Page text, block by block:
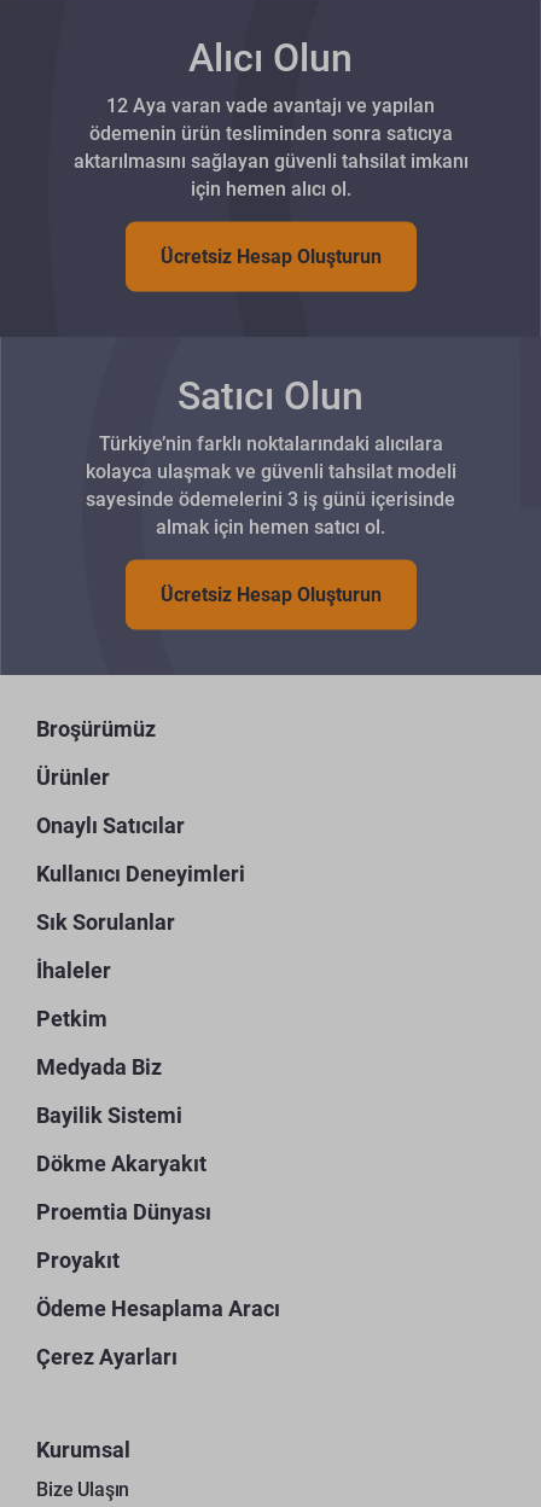
Alıcı Olun
12 Aya varan vade avantajı ve yapılan
ödemenin ürün tesliminden sonra satıcıya
aktarılmasını sağlayan güvenli tahsilat imkanı
için hemen alıcı ol.
Ücretsiz Hesap Oluşturun
Satıcı Olun
Türkiye’nin farklı noktalarındaki alıcılara
kolayca ulaşmak ve güvenli tahsilat modeli
sayesinde ödemelerini 3 iş günü içerisinde
almak için hemen satıcı ol.
Ücretsiz Hesap Oluşturun
Broşürümüz
Ürünler
Onaylı Satıcılar
Kullanıcı Deneyimleri
Sık Sorulanlar
İhaleler
Petkim
Medyada Biz
Bayilik Sistemi
Dökme Akaryakıt
Proemtia Dünyası
Proyakıt
Ödeme Hesaplama Aracı
Çerez Ayarları
Kurumsal
Bize Ulaşın